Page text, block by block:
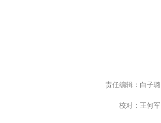
责任编辑：白子璐
校对：王何军